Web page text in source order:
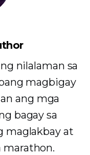
nilalaman sa
magbigay
ang mga
bagay sa
maglakbay at